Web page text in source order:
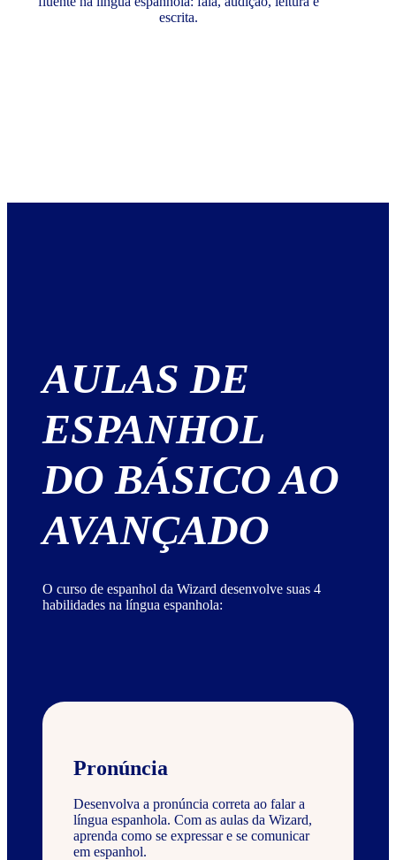
escrita.
AULAS DE
ESPANHOL
DO BÁSICO AO
AVANÇADO
O curso de espanhol da Wizard desenvolve suas 4
habilidades na língua espanhola:
Pronúncia
Desenvolva a pronúncia correta ao falar a
língua espanhola. Com as aulas da Wizard,
aprenda como se expressar e se comunicar
em espanhol.